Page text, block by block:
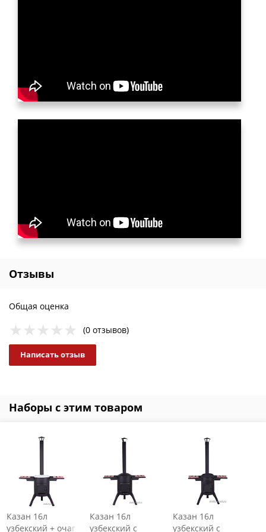
покупкой и выгодной находкой для вашего дома.
Отзывы
Общая оценка
(0 отзывов)
Написать отзыв
Наборы с этим товаром
Казан 16л
узбекский + очаг
Казан 16л
узбекский с
Казан 16л
узбекский с